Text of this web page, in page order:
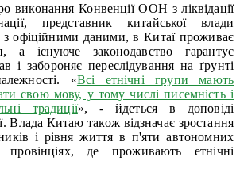
виконання Конвенції ООН з ліквідації
представник китайської влади
з офіційними даними, в Китаї проживає
а існуюче законодавство гарантує
і забороняє переслідування на ґрунті
«Всі етнічні групи мають
свою мову, у тому числі писемність і
традиції», - йдеться в доповіді
Влада Китаю також відзначає зростання
і рівня життя в п'яти автономних
де проживають етнічні